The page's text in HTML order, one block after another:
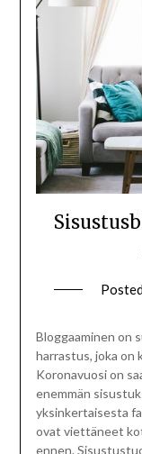
Bloggaaminen on
harrastus, joka on
Koronavuosi on
enemmän
yksinkertaisesta
ovat viettäneet
ennen.